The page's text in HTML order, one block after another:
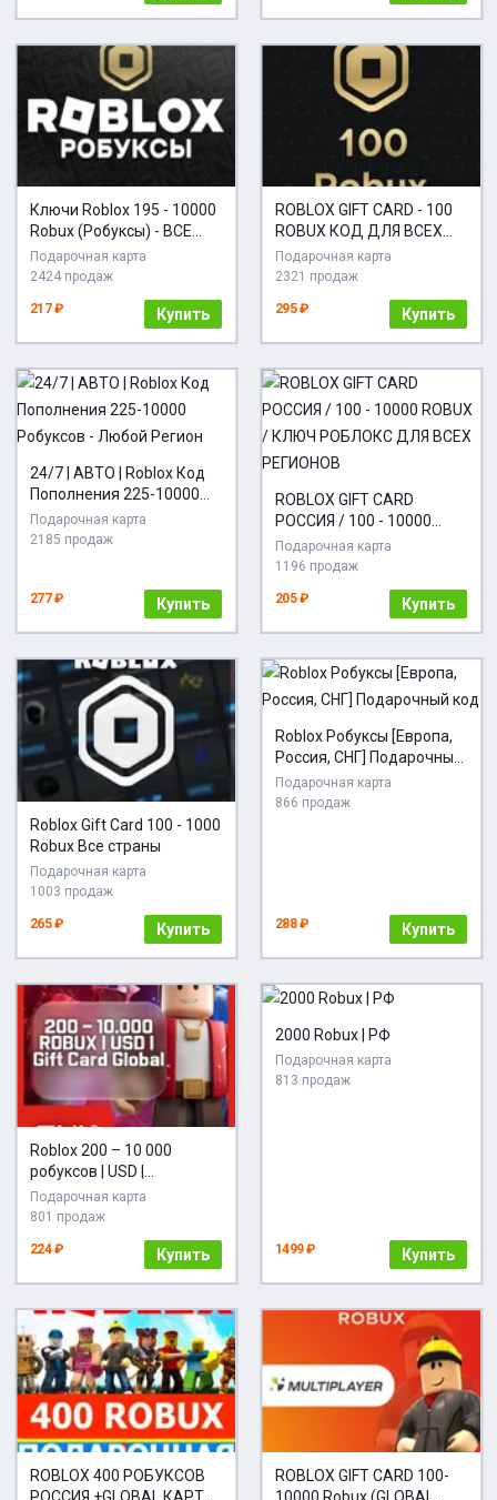
Ключи Roblox 195 - 10000
Robux (Робуксы) - ВСЕ
СТРАНЫ
Подарочная карта
2424 продаж
217 ₽ Купить
ROBLOX GIFT CARD - 100
ROBUX КОД ДЛЯ ВСЕХ
РЕГИОНОВ
Подарочная карта
2321 продаж
295 ₽ Купить
24/7 | АВТО | Roblox Код
Пополнения 225-10000
Робуксов - Любой Регион
Подарочная карта
2185 продаж
277 ₽ Купить
ROBLOX GIFT CARD
РОССИЯ / 100 - 10000
ROBUX / КЛЮЧ РОБЛОКС
ДЛЯ ВСЕХ РЕГИОНОВ
Подарочная карта
1196 продаж
205 ₽ Купить
Roblox Gift Card 100 - 1000
Robux Все страны
Подарочная карта
1003 продаж
265 ₽ Купить
Roblox Робуксы [Европа,
Россия, СНГ] Подарочный
код
Подарочная карта
866 продаж
288 ₽ Купить
Roblox 200 – 10 000
робуксов | USD |
Подарочная карта Global
Подарочная карта
801 продаж
224 ₽ Купить
2000 Robux | РФ
Подарочная карта
813 продаж
1499 ₽ Купить
ROBLOX 400 РОБУКСОВ
РОССИЯ +GLOBAL КАРТА
ROBLOX GIFT CARD 100-
10000 Robux (GLOBAL